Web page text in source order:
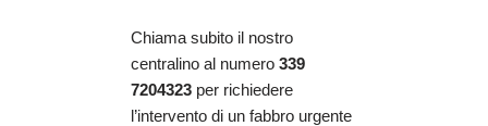
Chiama subito il nostro
centralino al numero 339
7204323 per richiedere
l’intervento di un fabbro urgente